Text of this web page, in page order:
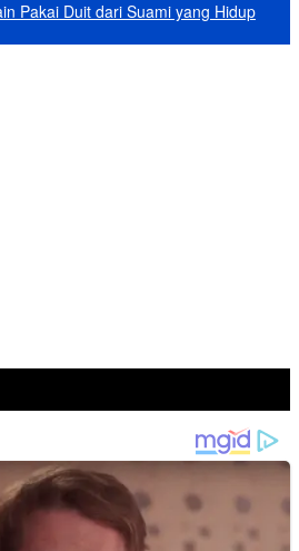
Pakai Duit dari Suami yang Hidup